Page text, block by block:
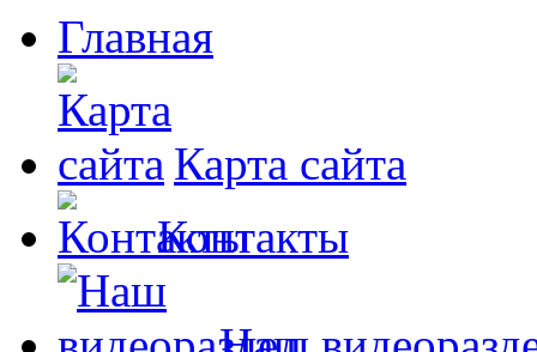
Главная
Карта сайта
Контакты